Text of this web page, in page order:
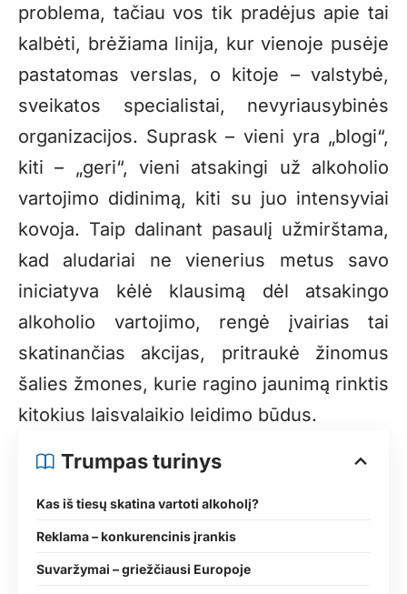
problema, tačiau vos tik pradėjus apie tai
kalbėti, brėžiama linija, kur vienoje pusėje
pastatomas verslas, o kitoje – valstybė,
sveikatos specialistai, nevyriausybinės
organizacijos. Suprask – vieni yra „blogi“,
kiti – „geri“, vieni atsakingi už alkoholio
vartojimo didinimą, kiti su juo intensyviai
kovoja. Taip dalinant pasaulį užmirštama,
kad aludariai ne vienerius metus savo
iniciatyva kėlė klausimą dėl atsakingo
alkoholio vartojimo, rengė įvairias tai
skatinančias akcijas, pritraukė žinomus
šalies žmones, kurie ragino jaunimą rinktis
kitokius laisvalaikio leidimo būdus.
Trumpas turinys
Kas iš tiesų skatina vartoti alkoholį?
Reklama – konkurencinis įrankis
Suvaržymai – griežčiausi Europoje